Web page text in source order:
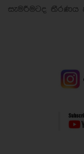
සැමරීමටද තීරණය